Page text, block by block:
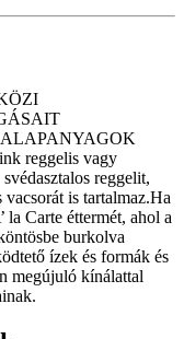
reggelis vagy
reggelit,
vacsorát is tartalmaz.Ha
la Carte éttermét, ahol a
burkolva
ízek és formák és
megújuló kínálattal